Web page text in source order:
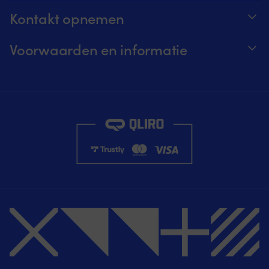
Kontakt opnemen
Voorwaarden en informatie
Retouren en terugbetaling
Aankoopvoorwaarden
Privacybeleid